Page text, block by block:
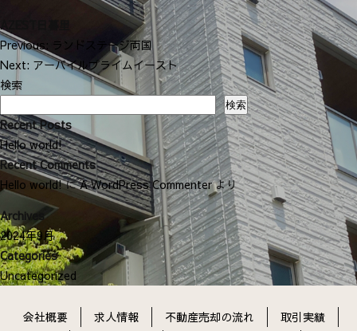
AZEST日暮里
投
稿
ナ
ゲ
ー
シ
ョ
Previous: ランドステージ両国
Next: アーバイルプライムイースト
検索
検索
Recent Posts
Hello world!
Recent Comments
Hello world!にA WordPress Commenterより
Archives
2024年9月
Categories
Uncategorized
会社概要 求人情報 不動産売却の流れ
取引実績